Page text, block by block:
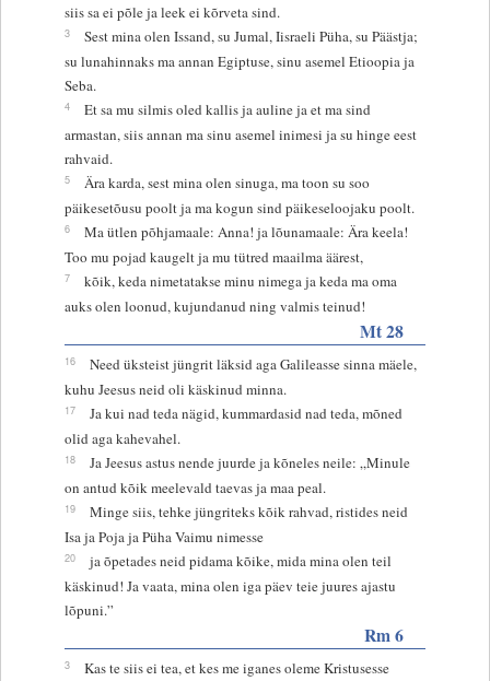
siis sa ei põle ja leek ei kõrveta sind.
3
Sest mina olen Issand, su Jumal, Iisraeli Püha, su Päästja;
su lunahinnaks ma annan Egiptuse, sinu asemel Etioopia ja
Seba.
4
Et sa mu silmis oled kallis ja auline ja et ma sind
armastan, siis annan ma sinu asemel inimesi ja su hinge eest
rahvaid.
5
Ära karda, sest mina olen sinuga, ma toon su soo
päikesetõusu poolt ja ma kogun sind päikeseloojaku poolt.
6
Ma ütlen põhjamaale: Anna! ja lõunamaale: Ära keela!
Too mu pojad kaugelt ja mu tütred maailma äärest,
7
kõik, keda nimetatakse minu nimega ja keda ma oma
auks olen loonud, kujundanud ning valmis teinud!
Mt 28
16
Need üksteist jüngrit läksid aga Galileasse sinna mäele,
kuhu Jeesus neid oli käskinud minna.
17
Ja kui nad teda nägid, kummardasid nad teda, mõned
olid aga kahevahel.
18
Ja Jeesus astus nende juurde ja kõneles neile: „Minule
on antud kõik meelevald taevas ja maa peal.
19
Minge siis, tehke jüngriteks kõik rahvad, ristides neid
Isa ja Poja ja Püha Vaimu nimesse
20
ja õpetades neid pidama kõike, mida mina olen teil
käskinud! Ja vaata, mina olen iga päev teie juures ajastu
lõpuni.”
Rm 6
3
Kas te siis ei tea, et kes me iganes oleme Kristusesse